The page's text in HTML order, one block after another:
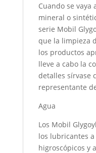
Cuando se vaya
mineral o
serie Mobil
que la limpieza
los productos
lleve a cabo la
detalles sírvase
representante
Agua
Los Mobil
los lubricantes a
higroscópicos y